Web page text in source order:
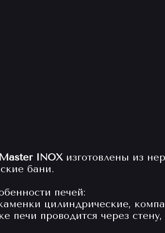
INOXизготовлены из
бани.
печей:
цилиндрические,
печи проводится через